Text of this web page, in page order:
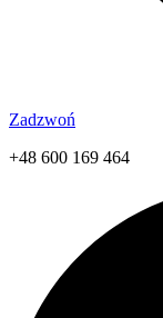
Zadzwoń
+48 600 169 464